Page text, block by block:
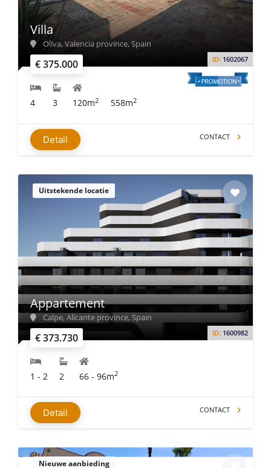
€ 375.000 ID: 1602067
Villa
Oliva, Valencia province, Spain
4 3 120m2 558m2
Detail CONTACT
Uitstekende locatie
€ 373.730 ID: 1600982
Appartement
Calpe, Alicante province, Spain
1 - 2 2 66 - 96m2
Detail CONTACT
Nieuwe aanbieding